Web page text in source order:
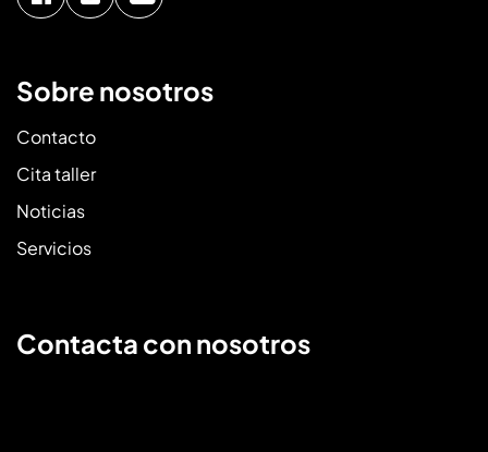
Sobre nosotros
Contacto
Cita taller
Noticias
Servicios
Contacta con nosotros